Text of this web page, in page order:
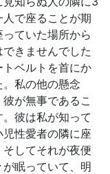
で座ることが期
ていた場所から
きませんでした
ベルトを首にか
私の他の懸念
が無事であるこ
彼は私が知って
性愛者の隣に座
してそれが夜便
眠っていて、明